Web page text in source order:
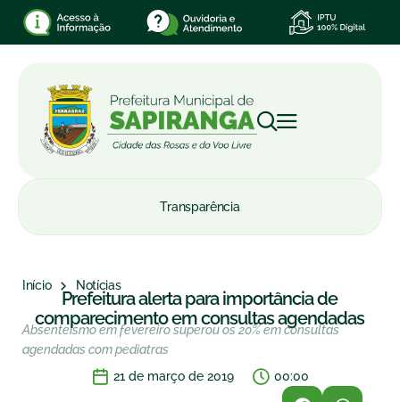
Transparência
Início Notícias
Prefeitura alerta para importância de
comparecimento em consultas agendadas
Absenteísmo em fevereiro superou os 20% em consultas
agendadas com pediatras
21 de março de 2019
00:00